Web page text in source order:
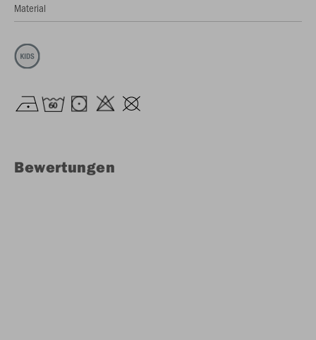
Material
Bewertungen